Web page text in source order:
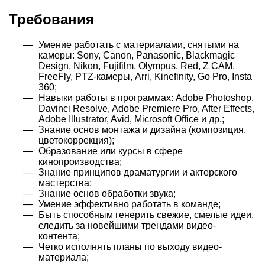
Требования
Умение работать с материалами, снятыми на
камеры: Sony, Canon, Panasonic, Blackmagic
Design, Nikon, Fujifilm, Olympus, Red, Z CAM,
FreeFly, PTZ-камеры, Arri, Kinefinity, Go Pro, Insta
360;
Навыки работы в программах: Adobe Photoshop,
Davinci Resolve, Adobe Premiere Pro, After Effects,
Adobe Illustrator, Avid, Microsoft Office и др.;
Знание основ монтажа и дизайна (композиция,
цветокоррекция);
Образование или курсы в сфере
кинопроизводства;
Знание принципов драматургии и актерского
мастерства;
Знание основ обработки звука;
Умение эффективно работать в команде;
Быть способным генерить свежие, смелые идеи,
следить за новейшими трендами видео-
контента;
Четко исполнять планы по выходу видео-
материала;